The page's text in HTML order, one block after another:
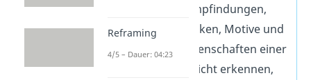
eine Person die Empfindungen,
Emotionen, Gedanken, Motive und
Persönlichkeitseigenschaften einer
anderen Person leicht erkennen,
Reframing
4/5 – Dauer: 04:23